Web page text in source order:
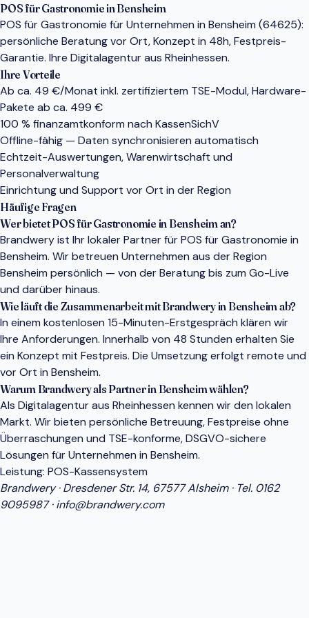
POS für Gastronomie in Bensheim
POS für Gastronomie für Unternehmen in Bensheim (64625):
persönliche Beratung vor Ort, Konzept in 48h, Festpreis-
Garantie. Ihre Digitalagentur aus Rheinhessen.
Ihre Vorteile
Ab ca. 49 €/Monat inkl. zertifiziertem TSE-Modul, Hardware-
Pakete ab ca. 499 €
100 % finanzamtkonform nach KassenSichV
Offline-fähig — Daten synchronisieren automatisch
Echtzeit-Auswertungen, Warenwirtschaft und
Personalverwaltung
Einrichtung und Support vor Ort in der Region
Häufige Fragen
Wer bietet POS für Gastronomie in Bensheim an?
Brandwery ist Ihr lokaler Partner für POS für Gastronomie in
Bensheim. Wir betreuen Unternehmen aus der Region
Bensheim persönlich — von der Beratung bis zum Go-Live
und darüber hinaus.
Wie läuft die Zusammenarbeit mit Brandwery in Bensheim ab?
In einem kostenlosen 15-Minuten-Erstgespräch klären wir
Ihre Anforderungen. Innerhalb von 48 Stunden erhalten Sie
ein Konzept mit Festpreis. Die Umsetzung erfolgt remote und
vor Ort in Bensheim.
Warum Brandwery als Partner in Bensheim wählen?
Als Digitalagentur aus Rheinhessen kennen wir den lokalen
Markt. Wir bieten persönliche Betreuung, Festpreise ohne
Überraschungen und TSE-konforme, DSGVO-sichere
Lösungen für Unternehmen in Bensheim.
Leistung: POS-Kassensystem
Brandwery · Dresdener Str. 14, 67577 Alsheim · Tel. 0162
9095987·info@brandwery.com